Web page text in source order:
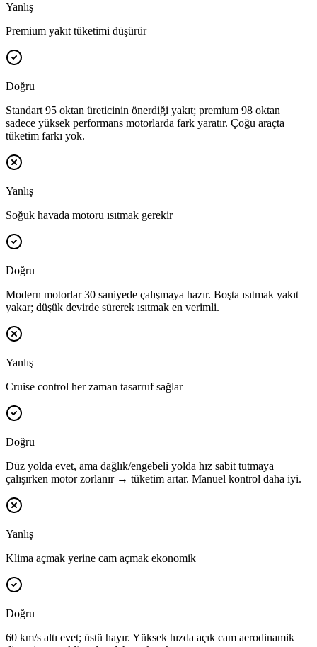
Yanlış
Premium yakıt tüketimi düşürür
Doğru
Standart 95 oktan üreticinin önerdiği yakıt; premium 98 oktan
sadece yüksek performans motorlarda fark yaratır. Çoğu araçta
tüketim farkı yok.
Yanlış
Soğuk havada motoru ısıtmak gerekir
Doğru
Modern motorlar 30 saniyede çalışmaya hazır. Boşta ısıtmak yakıt
yakar; düşük devirde sürerek ısıtmak en verimli.
Yanlış
Cruise control her zaman tasarruf sağlar
Doğru
Düz yolda evet, ama dağlık/engebeli yolda hız sabit tutmaya
çalışırken motor zorlanır → tüketim artar. Manuel kontrol daha iyi.
Yanlış
Klima açmak yerine cam açmak ekonomik
Doğru
60 km/s altı evet; üstü hayır. Yüksek hızda açık cam aerodinamik